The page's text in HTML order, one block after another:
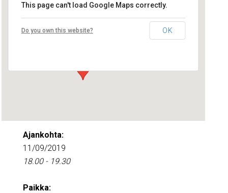
Lounais-Suomen – SYLI ry
Maariankatu 8 D 104 - Turku
This page can't load Google Maps correctly.
Do you own this website? OK
Ajankohta:
11/09/2019
18.00 - 19.30
Paikka: